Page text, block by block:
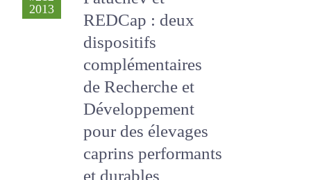
#212
2013
Patuchev et
REDCap : deux
dispositifs
complémentaires
de Recherche et
Développement
pour des élevages
caprins